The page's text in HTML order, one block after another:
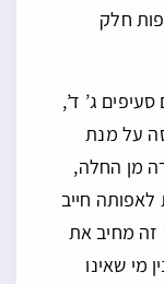
חלק
ג’ ד’,
על מנת
מן החלה,
חייב
מחיב את
מי שאינו